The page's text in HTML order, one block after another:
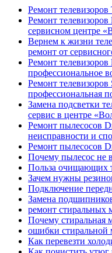
Ремонт
Ремонт
сервисном центре
Вернем к жизни
ремонт от
Ремонт
профессиональное
Ремонт
профессиональная
Замена подсветки
сервис в центре
Ремонт пылесосов
неисправности и
Ремонт пылесосов
Почему пылесос не
Польза очищающих
Зачем нужны
Подключение
Замена
ремонт стиральных
Почему стиральная
ошибки
Как перевезти